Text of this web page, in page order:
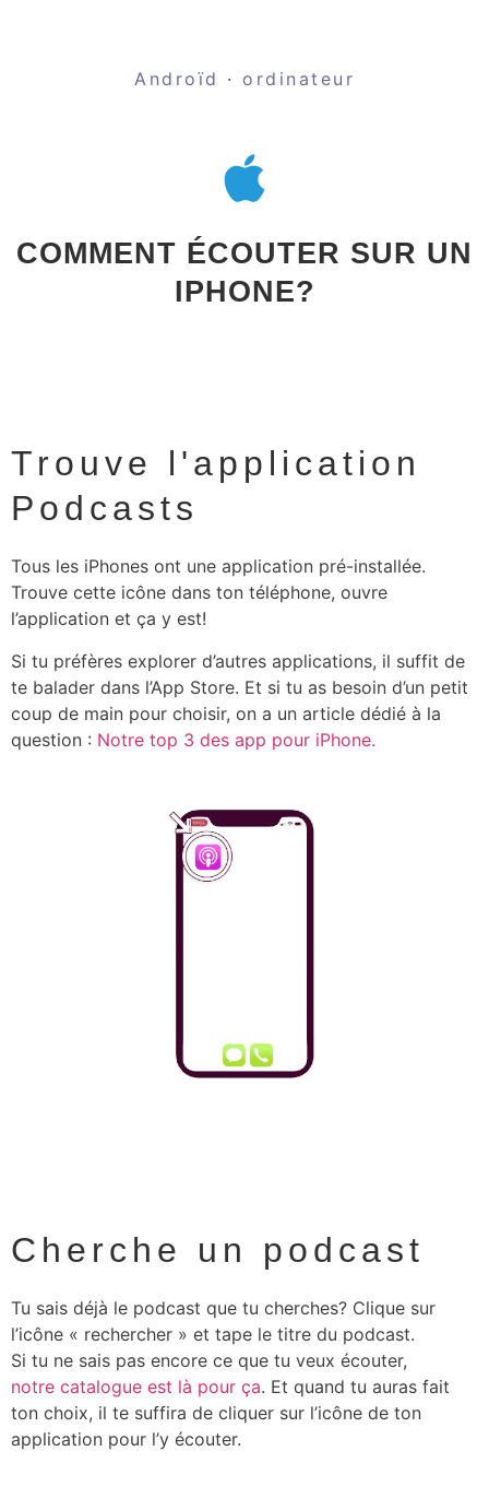
Androïd · ordinateur
COMMENT ÉCOUTER SUR UN
IPHONE?
Trouve l'application
Podcasts
Tous les iPhones ont une application pré-installée.
Trouve cette icône dans ton téléphone, ouvre
l’application et ça y est!
Si tu préfères explorer d’autres applications, il suffit de
te balader dans l’App Store. Et si tu as besoin d’un petit
coup de main pour choisir, on a un article dédié à la
question : Notre top 3 des app pour iPhone.
Cherche un podcast
Tu sais déjà le podcast que tu cherches? Clique sur
l’icône « rechercher » et tape le titre du podcast.
Si tu ne sais pas encore ce que tu veux écouter,
notre catalogue est là pour ça. Et quand tu auras fait
ton choix, il te suffira de cliquer sur l’icône de ton
application pour l’y écouter.